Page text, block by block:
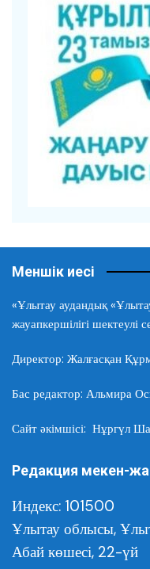
Меншік иесі
«Ұлытау аудандық
жауапкершілігі шектеулі
Директор: Жалғасқан
Бас редактор: Альмира
Сайт әкімшісі: Нұргүл
Редакция мекен-
Индекс: 101500
Ұлытау облысы,
Абай көшесі, 22-үй